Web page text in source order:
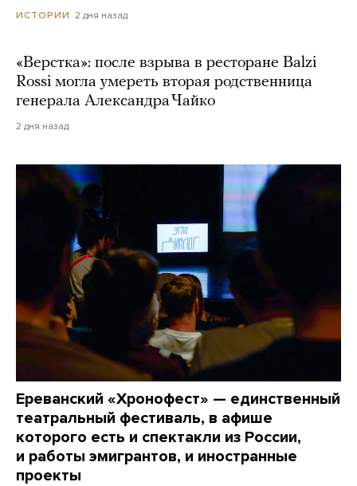
ИСТОРИИ 2 дня назад
«Верстка»: после взрыва в ресторане Balzi
Rossi могла умереть вторая родственница
генерала Александра Чайко
2 дня назад
Ереванский «Хронофест» — единственный
театральный фестиваль, в афише
которого есть и спектакли из России,
и работы эмигрантов, и иностранные
проекты